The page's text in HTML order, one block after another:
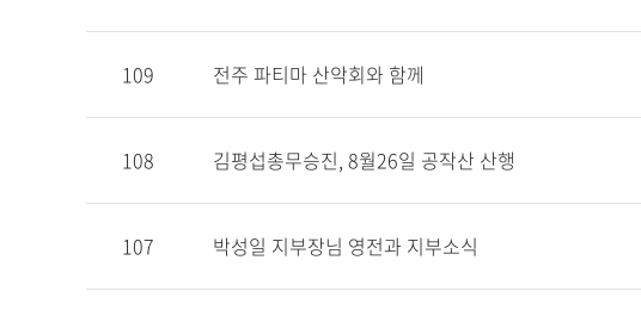
109 전주 파티마 산악회와 함께
108 김평섭총무승진, 8월26일 공작산 산행
107 박성일 지부장님 영전과 지부소식